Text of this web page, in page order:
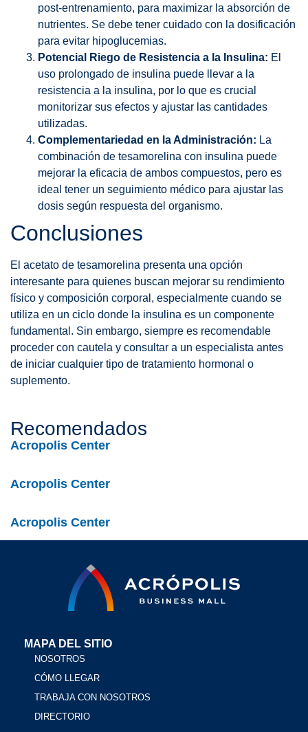
post-entrenamiento, para maximizar la absorción de
nutrientes. Se debe tener cuidado con la dosificación
para evitar hipoglucemias.
Potencial Riego de Resistencia a la Insulina: El
uso prolongado de insulina puede llevar a la
resistencia a la insulina, por lo que es crucial
monitorizar sus efectos y ajustar las cantidades
utilizadas.
Complementariedad en la Administración: La
combinación de tesamorelina con insulina puede
mejorar la eficacia de ambos compuestos, pero es
ideal tener un seguimiento médico para ajustar las
dosis según respuesta del organismo.
Conclusiones
El acetato de tesamorelina presenta una opción
interesante para quienes buscan mejorar su rendimiento
físico y composición corporal, especialmente cuando se
utiliza en un ciclo donde la insulina es un componente
fundamental. Sin embargo, siempre es recomendable
proceder con cautela y consultar a un especialista antes
de iniciar cualquier tipo de tratamiento hormonal o
suplemento.
Recomendados
Acropolis Center
Acropolis Center
Acropolis Center
MAPA DEL SITIO
NOSOTROS
CÓMO LLEGAR
TRABAJA CON NOSOTROS
DIRECTORIO